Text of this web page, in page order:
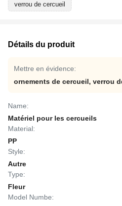
verrou de cercueil
Détails du produit
Mettre en évidence:
ornements de cercueil, verrou
Name:
Matériel pour les cercueils
Material:
PP
Style:
Autre
Type:
Fleur
Model Numbe: